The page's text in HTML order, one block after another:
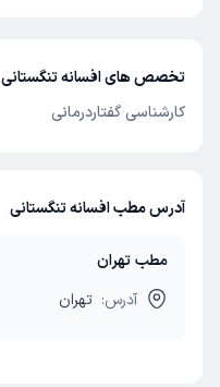
تخصص های افسانه تنگستانی
کارشناسی گفتاردرمانی
آدرس مطب افسانه تنگستانی
مطب تهران
آدرس: تهران